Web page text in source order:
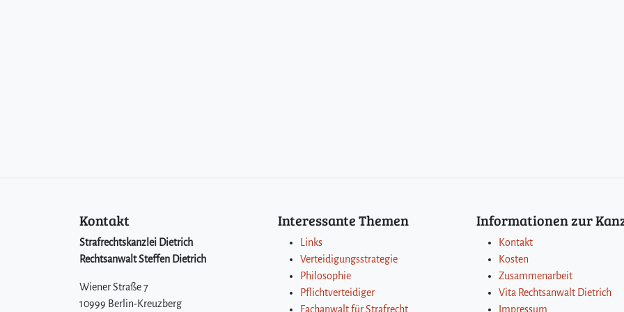
Kontakt
Strafrechtskanzlei Dietrich
Rechtsanwalt Steffen Dietrich
Wiener Straße 7
10999 Berlin-Kreuzberg
Interessante Themen
Links
Verteidigungsstrategie
Philosophie
Pflichtverteidiger
Fachanwalt für Strafrecht
Informationen zur
Kontakt
Kosten
Zusammenarbeit
Vita Rechtsanwalt Dietrich
Impressum